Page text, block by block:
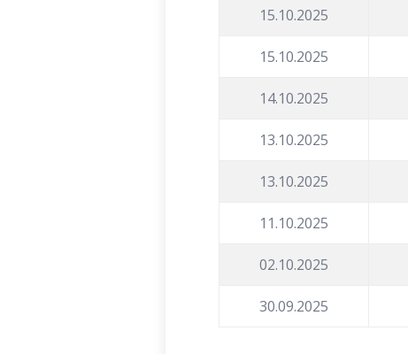
15.10.2025
15.10.2025
14.10.2025
13.10.2025
13.10.2025
11.10.2025
02.10.2025
30.09.2025